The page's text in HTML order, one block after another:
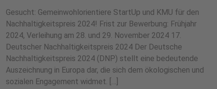
Gesucht: Gemeinwohlorientiere StartUp und KMU für den
Nachhaltigkeitspreis 2024! Frist zur Bewerbung: Frühjahr
2024, Verleihung am 28. und 29. November 2024 17.
Deutscher Nachhaltigkeitspreis 2024 Der Deutsche
Nachhaltigkeitspreis 2024 (DNP) stellt eine bedeutende
Auszeichnung in Europa dar, die sich dem ökologischen und
sozialen Engagement widmet. […]